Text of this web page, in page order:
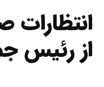
از رئیس